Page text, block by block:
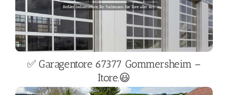
✅ Garagentore 67377 Gommersheim –
Itore.😃